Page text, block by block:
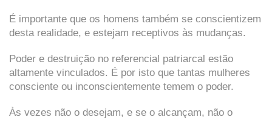
É importante que os homens também se conscientizem
desta realidade, e estejam receptivos às mudanças.
Poder e destruição no referencial patriarcal estão
altamente vinculados. É por isto que tantas mulheres
consciente ou inconscientemente temem o poder.
Às vezes não o desejam, e se o alcançam, não o